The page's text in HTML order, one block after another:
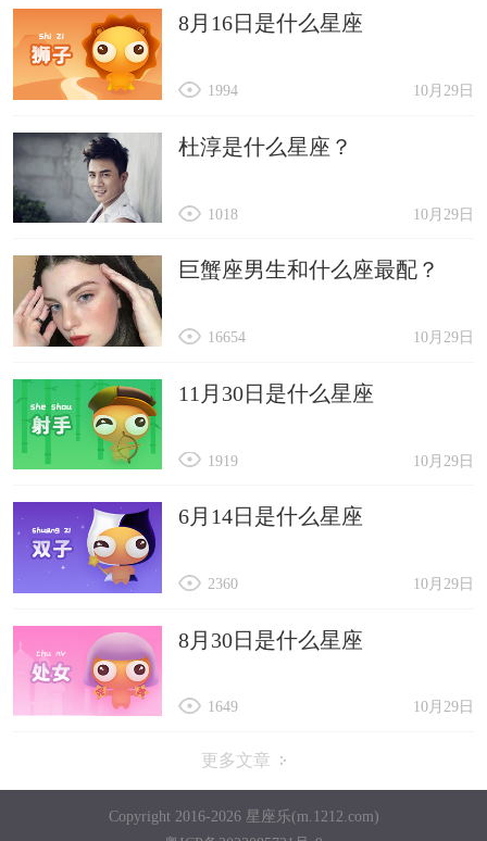
8月16日是什么星座
10月29日
1994
杜淳是什么星座？
10月29日
1018
巨蟹座男生和什么座最配？
10月29日
16654
11月30日是什么星座
10月29日
1919
6月14日是什么星座
10月29日
2360
8月30日是什么星座
10月29日
1649
更多文章
Copyright 2016-2026 星座乐(m.1212.com)